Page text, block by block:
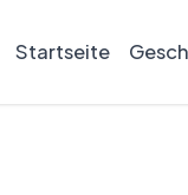
Startseite